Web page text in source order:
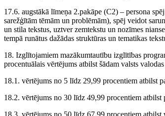
17.6. augstākā līmeņa 2.pakāpe (C2) – persona
sarežģītām tēmām un problēmām), spēj veidot
un stila tekstus, uztver zemtekstu un nozīmes
tempā runātus dažādas struktūras un tematikas
18. Izglītojamiem mazākumtautību izglītības
procentuālais vērtējums atbilst šādam valsts
18.1. vērtējums no 5 līdz 29,99 procentiem atbilst
18.2. vērtējums no 30 līdz 49,99 procentiem atbilst